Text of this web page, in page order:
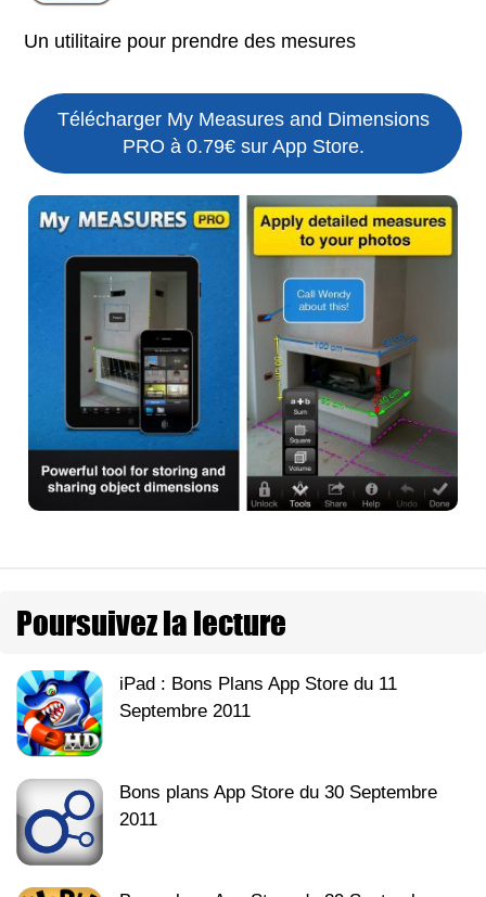
Un utilitaire pour prendre des mesures
Télécharger My Measures and Dimensions
PRO à 0.79€ sur App Store.
Poursuivez la lecture
iPad : Bons Plans App Store du 11
Septembre 2011
Bons plans App Store du 30 Septembre
2011